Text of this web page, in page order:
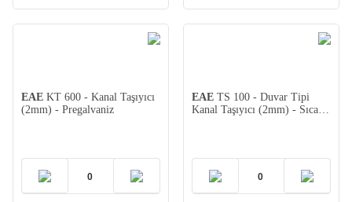
EAE KT 600 - Kanal Taşıyıcı
(2mm) - Pregalvaniz
EAE TS 100 - Duvar Tipi
Kanal Taşıyıcı (2mm) - Sıcak